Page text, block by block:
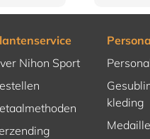
Nihon Sport
kleding